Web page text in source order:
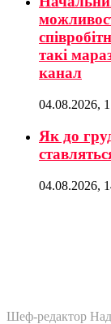
такі
канал
04.08.2026,
Як до
04.08.2026,
Шеф-редактор